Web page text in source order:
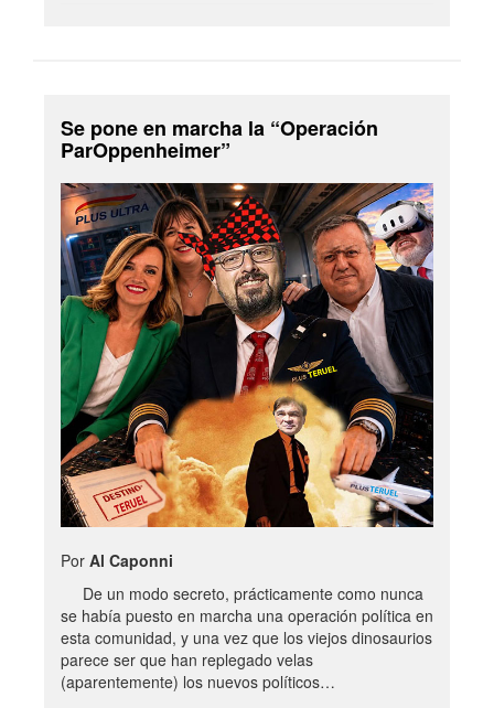
Se pone en marcha la “Operación
ParOppenheimer”
Por Al Caponni
De un modo secreto, prácticamente como nunca
se había puesto en marcha una operación política en
esta comunidad, y una vez que los viejos dinosaurios
parece ser que han replegado velas
(aparentemente) los nuevos políticos…